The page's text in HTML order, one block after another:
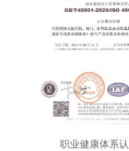
职业健康体系